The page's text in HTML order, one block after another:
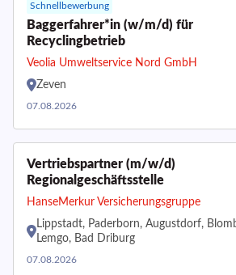
Schnellbewerbung
Baggerfahrer*in (w/m/d) für
Recyclingbetrieb
Veolia Umweltservice Nord GmbH
Zeven
07.08.2026
Vertriebspartner (m/w/d)
Regionalgeschäftsstelle
HanseMerkur Versicherungsgruppe
Lippstadt, Paderborn, Augustdorf,
Lemgo, Bad Driburg
07.08.2026